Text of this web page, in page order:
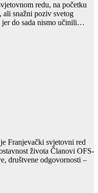
redu, na početku
snažni poziv svetog
do sada nismo učinili…
Franjevački svjetovni red
života Članovi OFS-
društvene odgovornosti –